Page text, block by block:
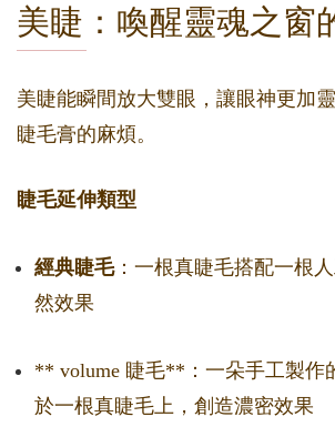
美睫：喚醒靈魂之窗
美睫能瞬間放大雙眼，讓眼神更加
睫毛膏的麻煩。
睫毛延伸類型
經典睫毛：一根真睫毛搭配一根
然效果
** volume 睫毛**：一朵手工製作
於一根真睫毛上，創造濃密效果